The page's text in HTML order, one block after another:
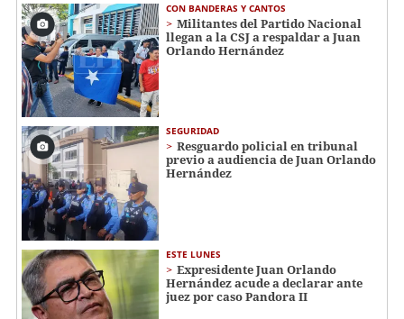
CON BANDERAS Y CANTOS
Militantes del Partido Nacional
llegan a la CSJ a respaldar a Juan
Orlando Hernández
SEGURIDAD
Resguardo policial en tribunal
previo a audiencia de Juan Orlando
Hernández
ESTE LUNES
Expresidente Juan Orlando
Hernández acude a declarar ante
juez por caso Pandora II